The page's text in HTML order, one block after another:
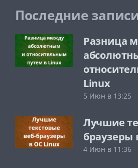
Последние
Разница
Linux
5 Июн в 13:25
Лучшие
браузеры
4 Июн в 11:36